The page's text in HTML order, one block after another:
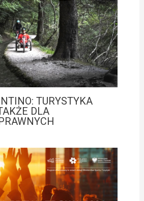
TURYSTYKA
DLA